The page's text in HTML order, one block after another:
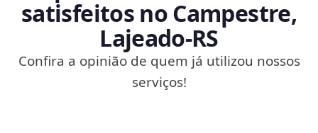
satisfeitos no Campestre,
Lajeado‑RS
Confira a opinião de quem já utilizou nossos
serviços!